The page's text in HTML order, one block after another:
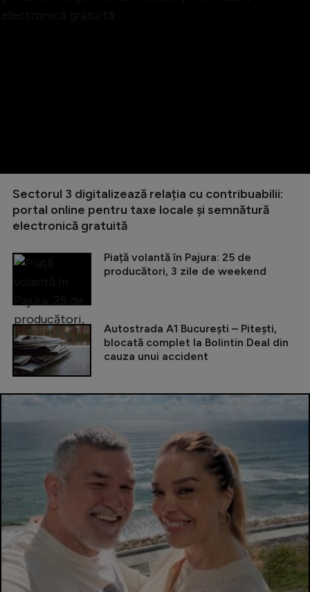
Sectorul 3 digitalizează relația cu contribuabilii:
portal online pentru taxe locale și semnătură
electronică gratuită
Piață volantă în Pajura: 25 de
producători, 3 zile de weekend
Autostrada A1 București – Pitești,
blocată complet la Bolintin Deal din
cauza unui accident